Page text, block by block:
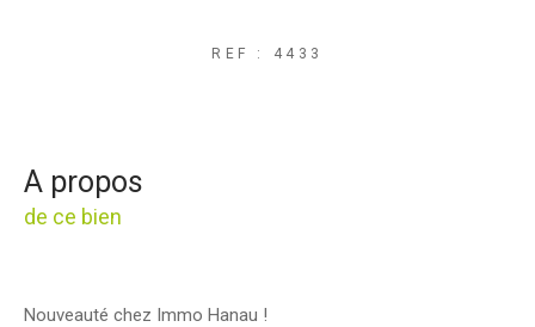
REF : 4433
a propos
de ce bien
Nouveauté chez Immo Hanau !